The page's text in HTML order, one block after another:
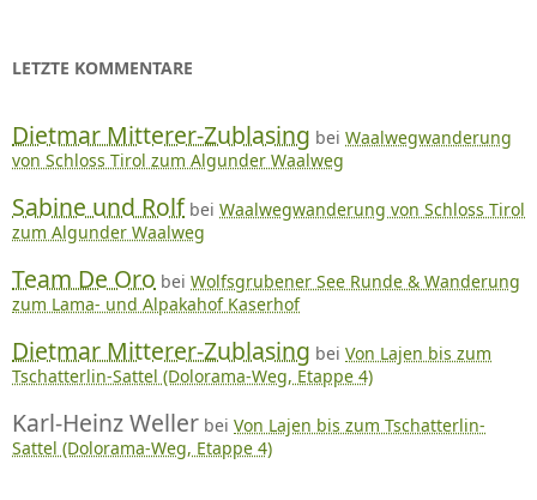
LETZTE KOMMENTARE
Dietmar Mitterer-Zublasing bei Waalwegwanderung
von Schloss Tirol zum Algunder Waalweg
Sabine und Rolf bei Waalwegwanderung von Schloss Tirol
zum Algunder Waalweg
Team De Oro bei Wolfsgrubener See Runde & Wanderung
zum Lama- und Alpakahof Kaserhof
Dietmar Mitterer-Zublasing bei Von Lajen bis zum
Tschatterlin-Sattel (Dolorama-Weg, Etappe 4)
Karl-Heinz Weller bei Von Lajen bis zum Tschatterlin-
Sattel (Dolorama-Weg, Etappe 4)